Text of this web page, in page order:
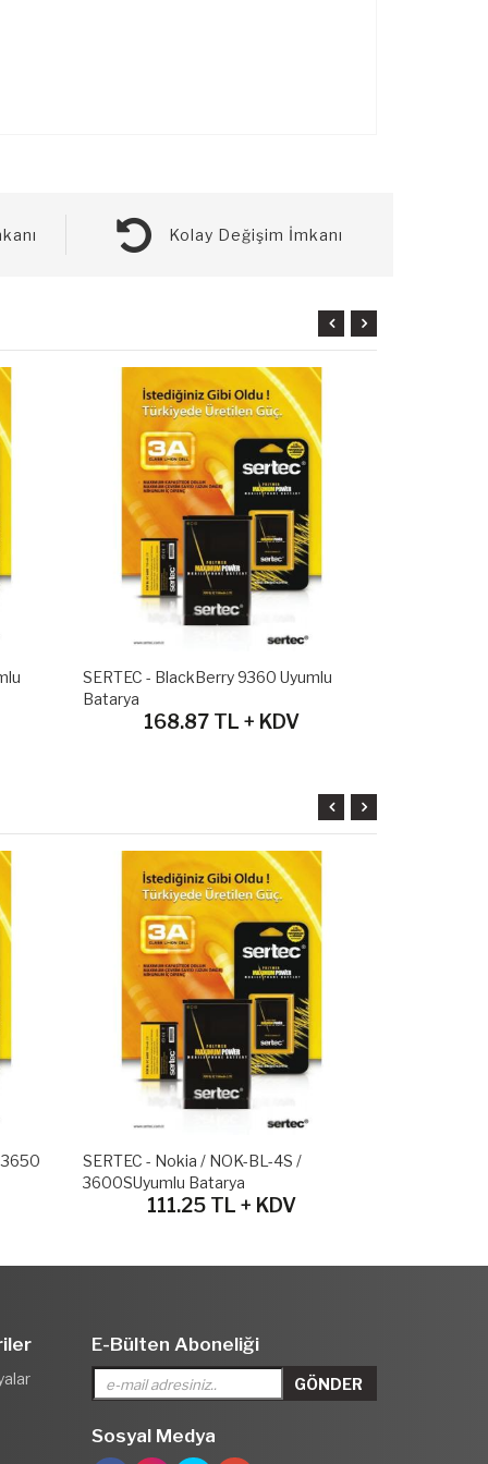
Kolay Değişim İmkanı
SERTEC - BlackBerry 9360 Uyumlu
Batarya
168.87 TL + KDV
3650
SERTEC - Nokia / NOK-BL-4S /
3600SUyumlu Batarya
111.25 TL + KDV
E-Bülten Aboneliği
Sosyal Medya